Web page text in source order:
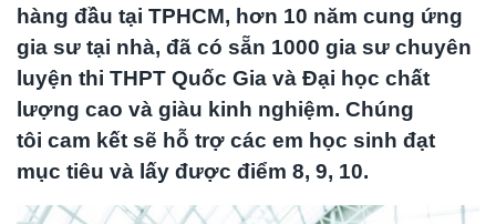
hàng đầu tại TPHCM, hơn 10 năm cung ứng
gia sư tại nhà, đã có sẵn 1000 gia sư chuyên
luyện thi THPT Quốc Gia và Đại học chất
lượng cao và giàu kinh nghiệm. Chúng
tôi cam kết sẽ hỗ trợ các em học sinh đạt
mục tiêu và lấy được điểm 8, 9, 10.